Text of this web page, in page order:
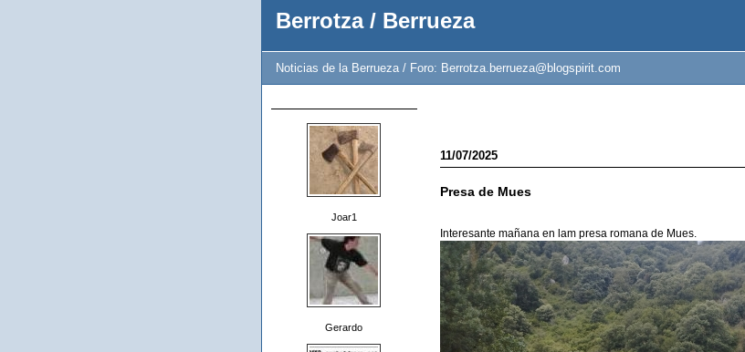
Berrotza / Berrueza
Noticias de la Berrueza / Foro: Berrotza.berrueza@blogspirit.com
Joar1
Gerardo
11/07/2025
Presa de Mues
Interesante mañana en lam presa romana de Mues.